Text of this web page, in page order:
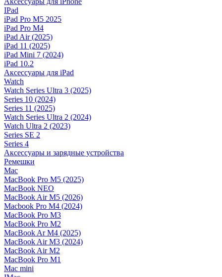
IPad
iPad Pro M5 2025
iPad Pro M4
iPad Air (2025)
iPad 11 (2025)
iPad Mini 7 (2024)
iPad 10.2
Аксессуары для iPad
Watch
Watch Series Ultra 3 (2025)
Series 10 (2024)
Series 11 (2025)
Watch Series Ultra 2 (2024)
Watch Ultra 2 (2023)
Series SE 2
Series 4
Аксессуары и зарядные устройства
Ремешки
Mac
MacBook Pro M5 (2025)
MacBook NEO
MacBook Air M5 (2026)
Macbook Pro M4 (2024)
MacBook Pro M3
MacBook Pro M2
MacBook Ar M4 (2025)
MacBook Air M3 (2024)
MacBook Air M2
MacBook Pro M1
Mac mini